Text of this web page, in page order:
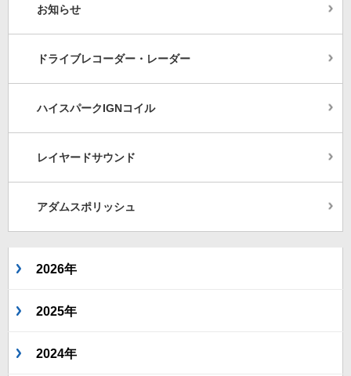
お知らせ
ドライブレコーダー・レーダー
ハイスパークIGNコイル
レイヤードサウンド
アダムスポリッシュ
2026年
2025年
2024年